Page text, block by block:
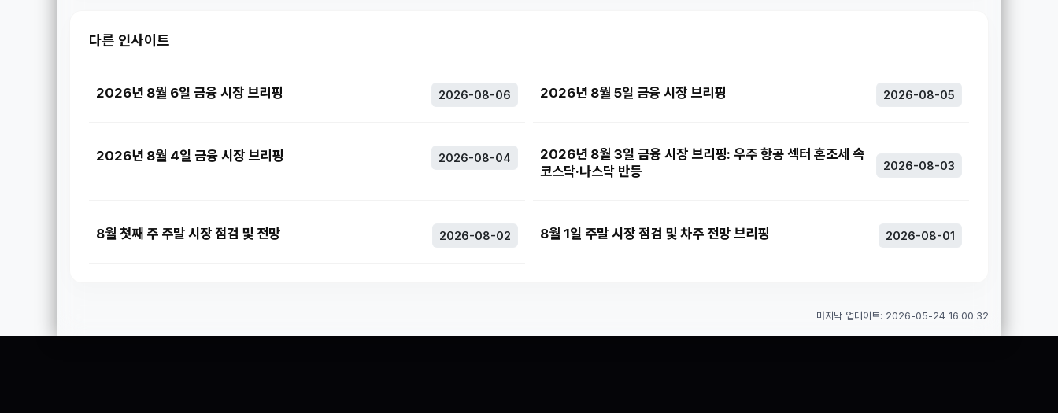
다른 인사이트
2026년 8월 6일 금융 시장 브리핑 2026-08-06 2026년 8월 5일 금융 시장 브리핑 2026-08-05
2026년 8월 4일 금융 시장 브리핑 2026-08-04
2026년 8월 3일 금융 시장 브리핑: 우주 항공 섹터 혼조세 속
코스닥·나스닥 반등
2026-08-03
8월 첫째 주 주말 시장 점검 및 전망 2026-08-02 8월 1일 주말 시장 점검 및 차주 전망 브리핑 2026-08-01
마지막 업데이트: 2026-05-24 16:00:32